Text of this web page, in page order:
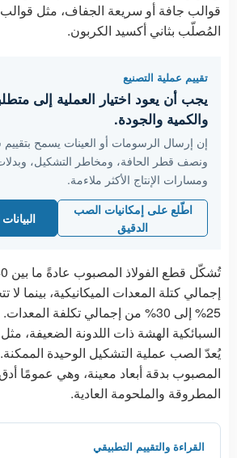
قوالب جافة أو سريعة الجفاف، مثل
المُصلّب بثاني أكسيد الكربون.
تقييم عملية التصنيع
يجب أن يعود اختيار العملية إلى
والكمية والجودة.
إن إرسال الرسومات أو العينات يسمح
ونصف قطر الحافة، ومخاطر التشكيل،
ومسارات الإنتاج الأكثر ملاءمة.
اطّلع على إمكانيات الصب
الدقيق
إجمالي كتلة المعدات الميكانيكية، بينما لا
25% إلى 30% من إجمالي تكلفة
السبائكية الهشة ذات اللدونة الضعيفة،
يُعدّ الصب عملية التشكيل الوحيدة الممكنة.
المصبوب بدقة أبعاد معينة، وهي عمومًا
المطروقة والملحومة العادية.
القراءة والتقييم التطبيقي